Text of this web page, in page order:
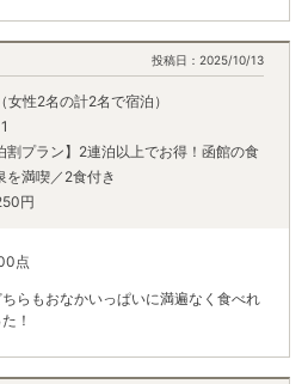
投稿日： 2025/10/13
女性2名の計2名で宿泊）
割プラン】2連泊以上でお得！函館の食
を満喫／2食付き
円
点
らもおなかいっぱいに満遍なく食べれ
！